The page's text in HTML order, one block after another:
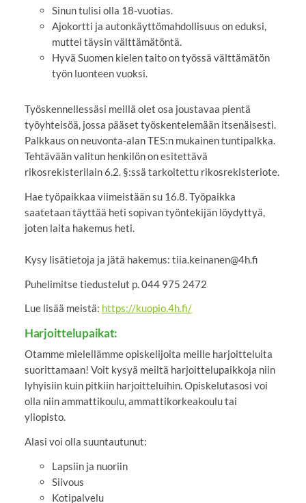
Sinun tulisi olla 18-vuotias.
Ajokortti ja autonkäyttömahdollisuus on eduksi,
muttei täysin välttämätöntä.
Hyvä Suomen kielen taito on työssä välttämätön
työn luonteen vuoksi.
Työskennellessäsi meillä olet osa joustavaa pientä
työyhteisöä, jossa pääset työskentelemään itsenäisesti.
Palkkaus on neuvonta-alan TES:n mukainen tuntipalkka.
Tehtävään valitun henkilön on esitettävä
rikosrekisterilain 6.2. §:ssä tarkoitettu rikosrekisteriote.
Hae työpaikkaa viimeistään su 16.8. Työpaikka
saatetaan täyttää heti sopivan työntekijän löydyttyä,
joten laita hakemus heti.
Kysy lisätietoja ja jätä hakemus: tiia.keinanen@4h.fi
Puhelimitse tiedustelut p. 044 975 2472
Lue lisää meistä: https://kuopio.4h.fi/
Harjoittelupaikat:
Otamme mielellämme opiskelijoita meille harjoitteluita
suorittamaan! Voit kysyä meiltä harjoittelupaikkoja niin
lyhyisiin kuin pitkiin harjoitteluihin. Opiskelutasosi voi
olla niin ammattikoulu, ammattikorkeakoulu tai
yliopisto.
Alasi voi olla suuntautunut:
Lapsiin ja nuoriin
Siivous
Kotipalvelu